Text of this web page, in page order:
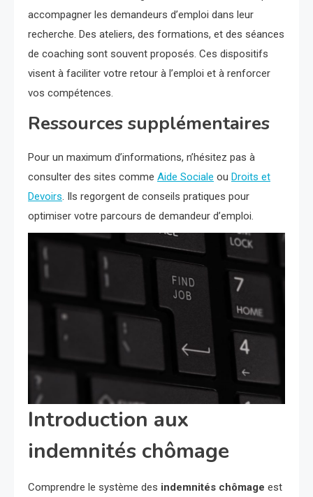
accompagner les demandeurs d’emploi dans leur
recherche. Des ateliers, des formations, et des séances
de coaching sont souvent proposés. Ces dispositifs
visent à faciliter votre retour à l’emploi et à renforcer
vos compétences.
Ressources supplémentaires
Pour un maximum d’informations, n’hésitez pas à
consulter des sites comme Aide Sociale ou Droits et
Devoirs . Ils regorgent de conseils pratiques pour
optimiser votre parcours de demandeur d’emploi.
Introduction aux
indemnités chômage
Comprendre le système des indemnités chômage est